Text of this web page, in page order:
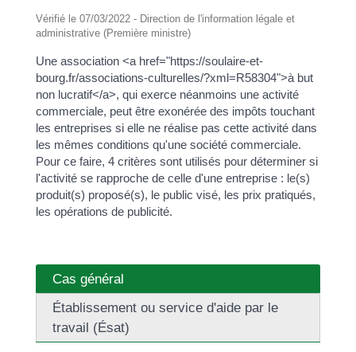
Vérifié le 07/03/2022 - Direction de l'information légale et
administrative (Première ministre)
Une association <a href="https://soulaire-et-
bourg.fr/associations-culturelles/?xml=R58304">à but
non lucratif</a>, qui exerce néanmoins une activité
commerciale, peut être exonérée des impôts touchant
les entreprises si elle ne réalise pas cette activité dans
les mêmes conditions qu'une société commerciale.
Pour ce faire, 4 critères sont utilisés pour déterminer si
l'activité se rapproche de celle d'une entreprise : le(s)
produit(s) proposé(s), le public visé, les prix pratiqués,
les opérations de publicité.
Cas général
Établissement ou service d'aide par le
travail (Ésat)